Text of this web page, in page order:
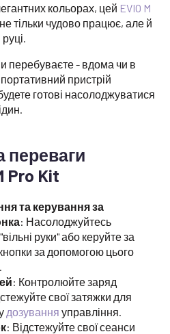
кольорах, цей EVIO M
тільки чудово працює, але й
перебуваєте - вдома чи в
пристрій
готові насолоджуватися
переваги
Pro Kit
та керування за
: Насолоджуйтесь
руки" або керуйте за
за допомогою цього
: Контролюйте заряд
свої затяжки для
дозування управління.
: Відстежуйте свої сеанси